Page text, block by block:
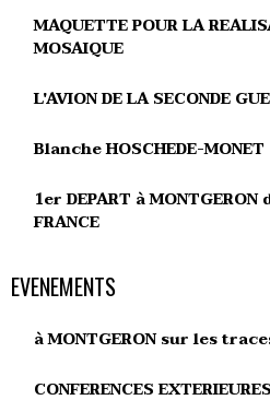
MAQUETTE POUR LA
MOSAIQUE
L'AVION DE LA SECONDE
Blanche HOSCHEDE-MONET
1er DEPART à MONTGERON
FRANCE
EVENEMENTS
à MONTGERON sur les
CONFERENCES